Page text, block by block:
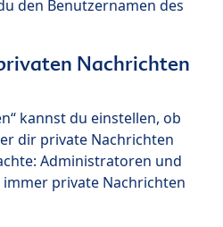
den Benutzernamen des
Nachrichten
kannst du einstellen, ob
dir private Nachrichten
Administratoren und
private Nachrichten